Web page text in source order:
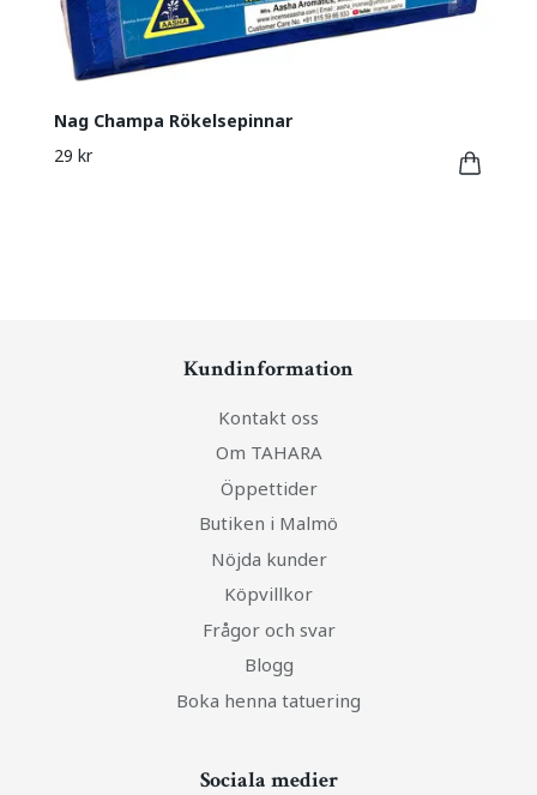
Nag Champa Rökelsepinnar
29 kr
Kundinformation
Kontakt oss
Om TAHARA
Öppettider
Butiken i Malmö
Nöjda kunder
Köpvillkor
Frågor och svar
Blogg
Boka henna tatuering
Sociala medier